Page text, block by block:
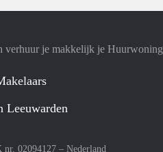
verhuur je makkelijk je Huurwoning
Leeuwarden
02094127 – Nederland